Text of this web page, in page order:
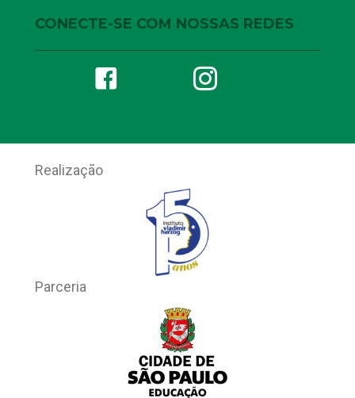
CONECTE-SE COM NOSSAS REDES
Realização
Parceria